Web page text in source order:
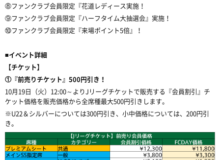
⑧ファンクラブ会員限定『花道レディース実施！
⑨ファンクラブ会員限定『ハーフタイム大抽選会』実施！
⑩ファンクラブ会員限定『来場ポイント5倍』！
■イベント詳細
【チケット】
①『前売りチケット』500円引き！
10月19日（火）12:00～よりJリーグチケットで販売する『会員割引』チ
ケット価格を販売価格から全席種最大500円引きします。
※U22＆シルバーについては300円引き、小中価格については、200円引
き。